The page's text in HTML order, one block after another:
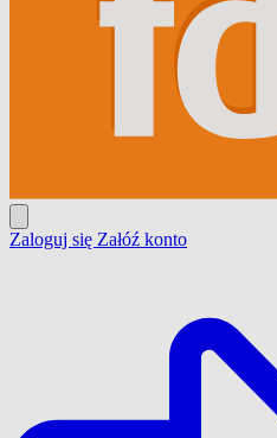
Zaloguj się Załóź konto